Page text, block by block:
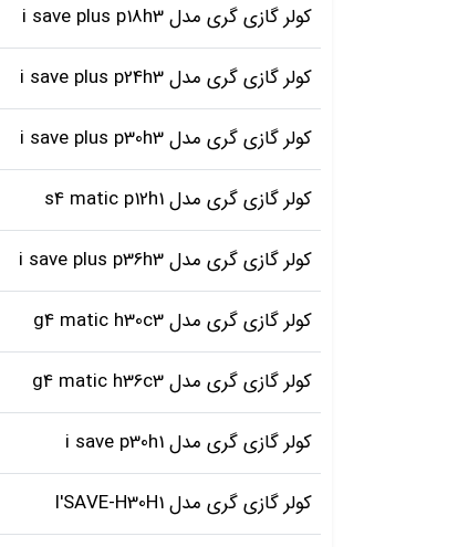
کولر گازی گری مدل i save plus p18h3
کولر گازی گری مدل i save plus p24h3
کولر گازی گری مدل i save plus p30h3
کولر گازی گری مدل s4 matic p12h1
کولر گازی گری مدل i save plus p36h3
کولر گازی گری مدل g4 matic h30c3
کولر گازی گری مدل g4 matic h36c3
کولر گازی گری مدل i save p30h1
کولر گازی گری مدل I'SAVE-H30H1